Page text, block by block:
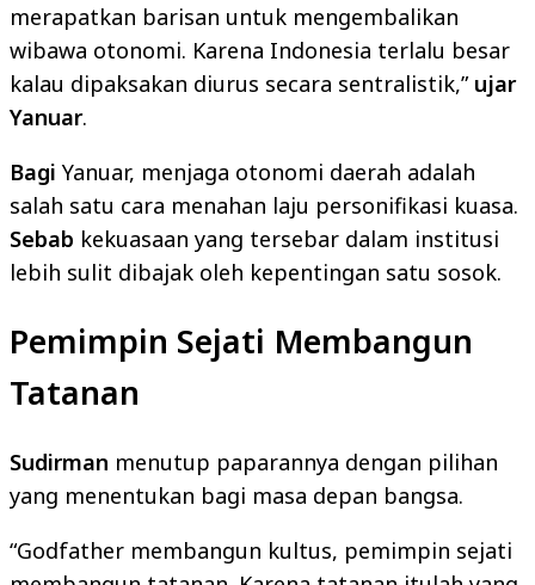
merapatkan barisan untuk mengembalikan
wibawa otonomi. Karena Indonesia terlalu besar
kalau dipaksakan diurus secara sentralistik,” ujar
Yanuar.
Bagi Yanuar, menjaga otonomi daerah adalah
salah satu cara menahan laju personifikasi kuasa.
Sebab kekuasaan yang tersebar dalam institusi
lebih sulit dibajak oleh kepentingan satu sosok.
Pemimpin Sejati Membangun
Tatanan
Sudirman menutup paparannya dengan pilihan
yang menentukan bagi masa depan bangsa.
“Godfather membangun kultus, pemimpin sejati